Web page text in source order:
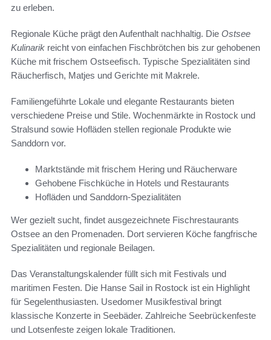
zu erleben.
Regionale Küche prägt den Aufenthalt nachhaltig. Die Ostsee
Kulinarik reicht von einfachen Fischbrötchen bis zur gehobenen
Küche mit frischem Ostseefisch. Typische Spezialitäten sind
Räucherfisch, Matjes und Gerichte mit Makrele.
Familiengeführte Lokale und elegante Restaurants bieten
verschiedene Preise und Stile. Wochenmärkte in Rostock und
Stralsund sowie Hofläden stellen regionale Produkte wie
Sanddorn vor.
Marktstände mit frischem Hering und Räucherware
Gehobene Fischküche in Hotels und Restaurants
Hofläden und Sanddorn‑Spezialitäten
Wer gezielt sucht, findet ausgezeichnete Fischrestaurants
Ostsee an den Promenaden. Dort servieren Köche fangfrische
Spezialitäten und regionale Beilagen.
Das Veranstaltungskalender füllt sich mit Festivals und
maritimen Festen. Die Hanse Sail in Rostock ist ein Highlight
für Segelenthusiasten. Usedomer Musikfestival bringt
klassische Konzerte in Seebäder. Zahlreiche Seebrückenfeste
und Lotsenfeste zeigen lokale Traditionen.